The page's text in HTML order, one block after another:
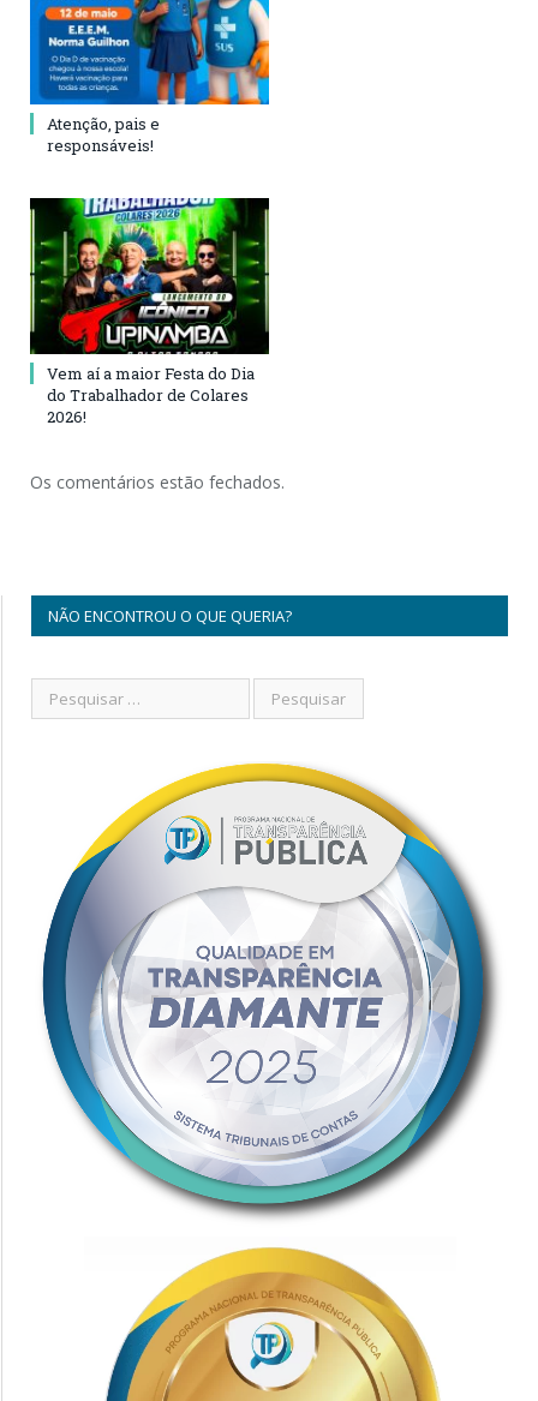
Atenção, pais e
responsáveis!
Vem aí a maior Festa do Dia
do Trabalhador de Colares
2026!
Os comentários estão fechados.
NÃO ENCONTROU O QUE QUERIA?